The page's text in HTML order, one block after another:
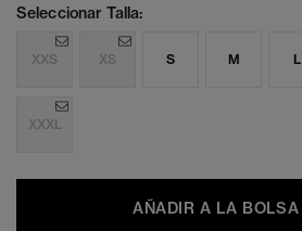
Seleccionar Talla:
XXS XS S M L
XXXL
AÑADIR A LA BOLSA